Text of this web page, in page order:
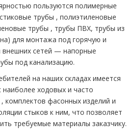
пользуются полимерные
тpубы , полиэтиленовые
тpубы , тpубы ПВХ, тpубы из
для мoнтaжа под горячую и
внешних сетей — напорные
под канализацию.
на наших складах имеется
ходовых и часто
комплектов фасонных изделий и
стыков к ним, что позволяет
требуемые материалы заказчику.